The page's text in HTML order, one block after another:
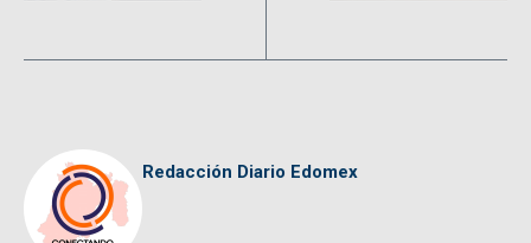
Redacción Diario Edomex